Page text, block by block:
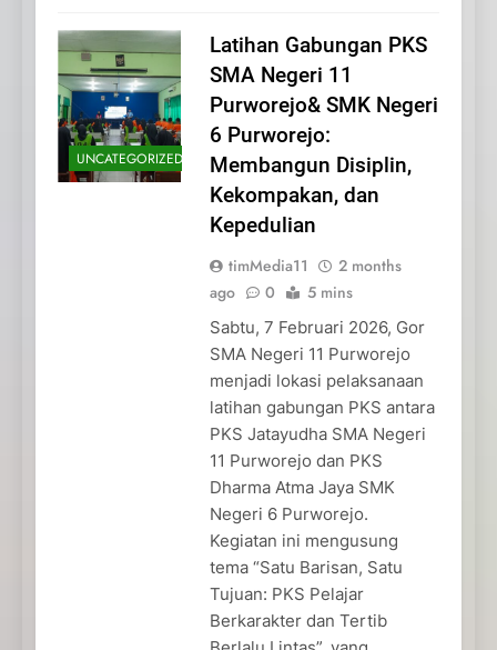
UNCATEGORIZED
Latihan Gabungan PKS
SMA Negeri 11
Purworejo& SMK Negeri
6 Purworejo:
Membangun Disiplin,
Kekompakan, dan
Kepedulian
timMedia11
2 months
ago
0 5 mins
Sabtu, 7 Februari 2026, Gor
SMA Negeri 11 Purworejo
menjadi lokasi pelaksanaan
latihan gabungan PKS antara
PKS Jatayudha SMA Negeri
11 Purworejo dan PKS
Dharma Atma Jaya SMK
Negeri 6 Purworejo.
Kegiatan ini mengusung
tema “Satu Barisan, Satu
Tujuan: PKS Pelajar
Berkarakter dan Tertib